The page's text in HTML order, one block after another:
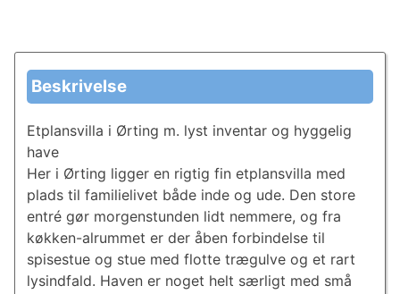
Beskrivelse
Etplansvilla i Ørting m. lyst inventar og hyggelig
have
Her i Ørting ligger en rigtig fin etplansvilla med
plads til familielivet både inde og ude. Den store
entré gør morgenstunden lidt nemmere, og fra
køkken-alrummet er der åben forbindelse til
spisestue og stue med flotte trægulve og et rart
lysindfald. Haven er noget helt særligt med små